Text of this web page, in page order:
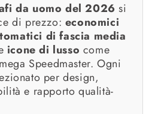
da uomo del 2026 si
di prezzo: economici
di fascia media
icone di lusso come
Speedmaster. Ogni
per design,
e rapporto qualità-